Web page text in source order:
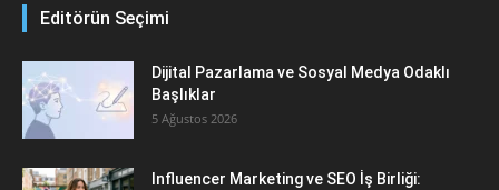
Editörün Seçimi
Dijital Pazarlama ve Sosyal Medya Odaklı
Başlıklar
5 Ağustos 2026
Influencer Marketing ve SEO İş Birliği: